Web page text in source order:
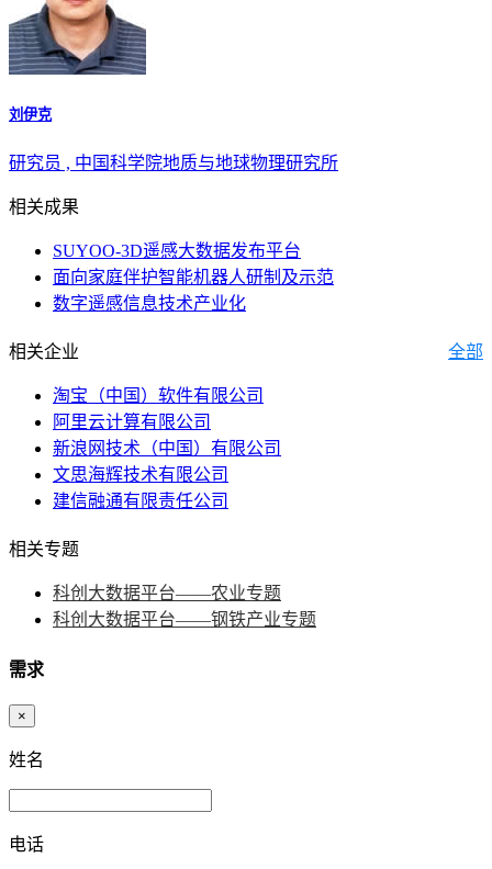
刘伊克
研究员 , 中国科学院地质与地球物理研究所
相关成果
SUYOO-3D遥感大数据发布平台
面向家庭伴护智能机器人研制及示范
数字遥感信息技术产业化
相关企业 全部
淘宝（中国）软件有限公司
阿里云计算有限公司
新浪网技术（中国）有限公司
文思海辉技术有限公司
建信融通有限责任公司
相关专题
科创大数据平台——农业专题
科创大数据平台——钢铁产业专题
需求
×
姓名
电话